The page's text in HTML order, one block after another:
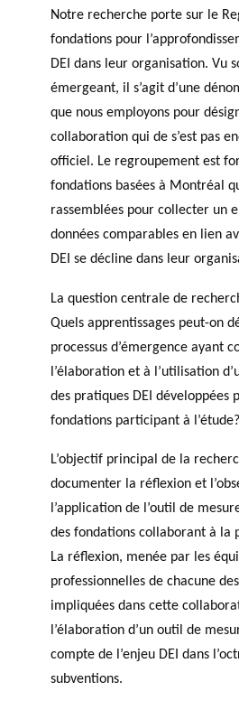
Notre recherche porte sur le
fondations pour
DEI dans leur organisation. Vu
émergeant, il s’agit d’une
que nous employons pour
collaboration qui de s’est pas
officiel. Le regroupement est
fondations basées à Montréal
rassemblées pour collecter un
données comparables en lien
DEI se décline dans leur
La question centrale de
Quels apprentissages peut-on
processus d’émergence ayant
l’élaboration et à l’utilisation
des pratiques DEI développées
fondations participant à l’étude?
L’objectif principal de la
documenter la réflexion et
l’application de l’outil de
des fondations collaborant à la
La réflexion, menée par les
professionnelles de chacune
impliquées dans cette
l’élaboration d’un outil de
compte de l’enjeu DEI dans
subventions.